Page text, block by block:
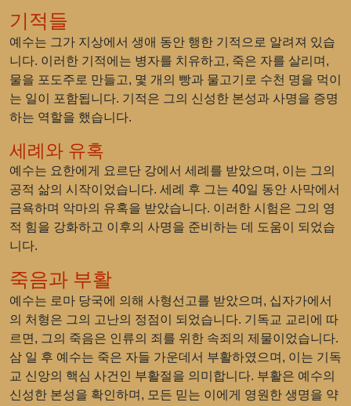
기적들
예수는 그가 지상에서 생애 동안 행한 기적으로 알려져 있습
니다. 이러한 기적에는 병자를 치유하고, 죽은 자를 살리며,
물을 포도주로 만들고, 몇 개의 빵과 물고기로 수천 명을 먹이
는 일이 포함됩니다. 기적은 그의 신성한 본성과 사명을 증명
하는 역할을 했습니다.
세례와 유혹
예수는 요한에게 요르단 강에서 세례를 받았으며, 이는 그의
공적 삶의 시작이었습니다. 세례 후 그는 40일 동안 사막에서
금욕하며 악마의 유혹을 받았습니다. 이러한 시험은 그의 영
적 힘을 강화하고 이후의 사명을 준비하는 데 도움이 되었습
니다.
죽음과 부활
예수는 로마 당국에 의해 사형선고를 받았으며, 십자가에서
의 처형은 그의 고난의 정점이 되었습니다. 기독교 교리에 따
르면, 그의 죽음은 인류의 죄를 위한 속죄의 제물이었습니다.
삼 일 후 예수는 죽은 자들 가운데서 부활하였으며, 이는 기독
교 신앙의 핵심 사건인 부활절을 의미합니다. 부활은 예수의
신성한 본성을 확인하며, 모든 믿는 이에게 영원한 생명을 약